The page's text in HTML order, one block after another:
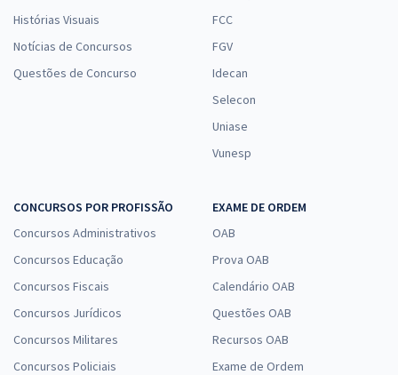
Histórias Visuais
Notícias de Concursos
Questões de Concurso
FCC
FGV
Idecan
Selecon
Uniase
Vunesp
CONCURSOS POR PROFISSÃO
Concursos Administrativos
Concursos Educação
Concursos Fiscais
Concursos Jurídicos
Concursos Militares
Concursos Policiais
EXAME DE ORDEM
OAB
Prova OAB
Calendário OAB
Questões OAB
Recursos OAB
Exame de Ordem